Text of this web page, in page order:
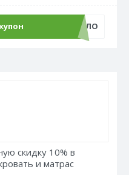
PROSON_ТЕПЛО
скидку 10% в
и матрас